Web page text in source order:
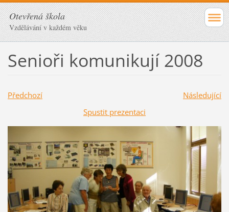
Otevřená škola
Vzdělávání v každém věku
Senioři komunikují 2008
Předchozí
Následující
Spustit prezentaci